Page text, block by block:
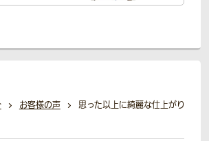
お客様の声
思った以上に綺麗な仕上がり